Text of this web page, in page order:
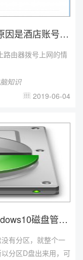
因是酒店账号禁
路由器拨号上网的情
知识
 2019-06-04
磁盘管理
有分区，就整个一
分区D盘出来用，可